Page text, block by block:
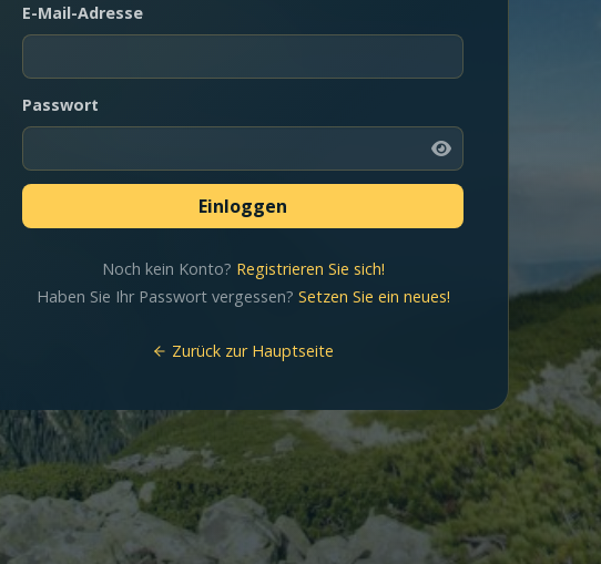
E-Mail-Adresse
Passwort
Noch kein Konto? Registrieren Sie sich!
Haben Sie Ihr Passwort vergessen? Setzen Sie ein neues!
Zurück zur Hauptseite